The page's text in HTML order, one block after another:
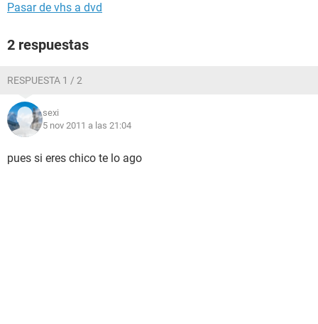
Pasar de vhs a dvd
2 respuestas
RESPUESTA 1 / 2
sexi
5 nov 2011 a las 21:04
pues si eres chico te lo ago